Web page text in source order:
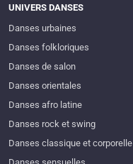
UNIVERS DANSES
Danses urbaines
Danses folkloriques
Danses de salon
Danses orientales
Danses afro latine
Danses rock et swing
Danses classique et corporelle